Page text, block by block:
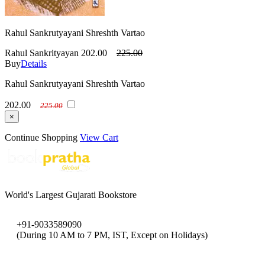
Rahul Sankrutyayani Shreshth Vartao
Rahul Sankrityayan 202.00
225.00
BuyDetails
Rahul Sankrutyayani Shreshth Vartao
202.00
225.00
×
Continue Shopping View Cart
World's Largest Gujarati Bookstore
+91-9033589090
(During 10 AM to 7 PM, IST, Except on Holidays)